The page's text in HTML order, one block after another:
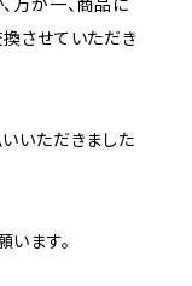
させていただき
いただきました
ます。